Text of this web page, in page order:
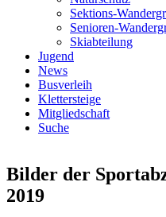
Sektions-
Senioren-
Skiabteilung
Jugend
News
Busverleih
Klettersteige
Mitgliedschaft
Suche
Bilder der
2019